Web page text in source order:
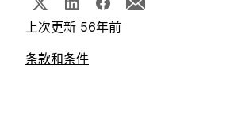
上次更新 56年前
条款和条件